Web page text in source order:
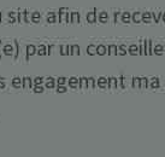
site afin de
par un
engagement